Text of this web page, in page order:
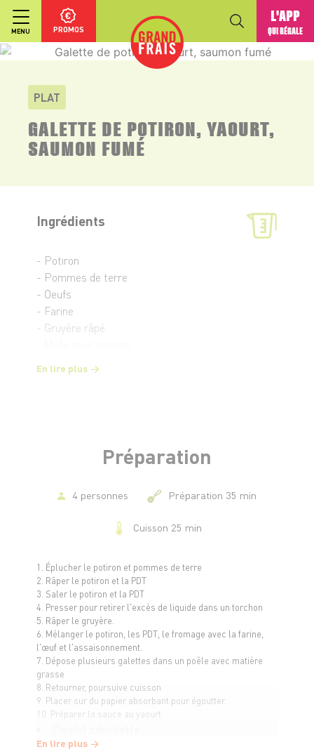
MENU PROMOS
L'APP
QUI RÉGALE
PLAT
GALETTE DE POTIRON, YAOURT,
SAUMON FUMÉ
Ingrédients
- Potiron
- Pommes de terre
- Oeufs
- Farine
- Gruyère râpé
- Ciboulette
En lire plus
Préparation
4 personnes Préparation 35 min
Cuisson 25 min
1. Éplucher le potiron et pommes de terre
2. Râper le potiron et la PDT
3. Saler le potiron et la PDT
4. Presser pour retirer l'excès de liquide dans un torchon
5. Râper le gruyère.
6. Mélanger le potiron, les PDT, le fromage avec la farine,
l'œuf et l'assaisonnement.
7. Dépose plusieurs galettes dans un poêle avec matière
grasse
8. Retourner, poursuive cuisson
9. Placer sur du papier absorbant pour égoutter.
10. Préparer la sauce au yaourt:
Presser le jus de citron.
En lire plus